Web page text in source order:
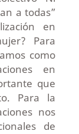
a todas”
en
Para
como
en
que
Para la
nos
de